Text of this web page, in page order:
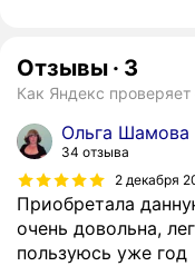
Отзывы · 3
Как Яндекс
Ольга Шамова
34 отзыва
2 декабря
Приобретала
очень довольна,
пользуюсь уже год